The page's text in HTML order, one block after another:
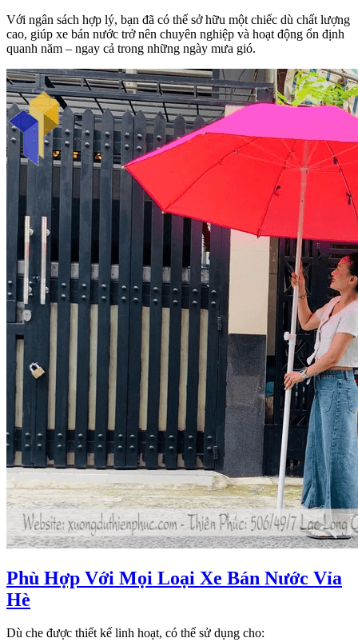
Với ngân sách hợp lý, bạn đã có thể sở hữu một chiếc dù chất lượng
cao, giúp xe bán nước trở nên chuyên nghiệp và hoạt động ổn định
quanh năm – ngay cả trong những ngày mưa gió.
Phù Hợp Với Mọi Loại Xe Bán Nước Vỉa
Hè
Dù che được thiết kế linh hoạt, có thể sử dụng cho: